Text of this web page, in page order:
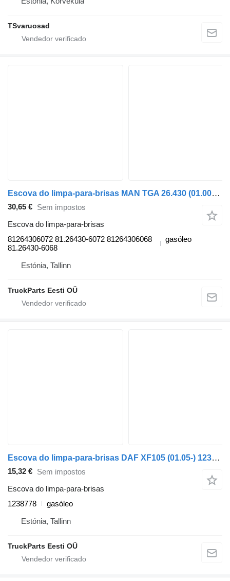
TSvaruosad
Escova do limpa-para-brisas MAN TGA 26.430 (01.00-) 81264306072 para camião tractor MAN 4-series, TGA (1993-2009)
30,65 € Sem impostos
Escova do limpa-para-brisas
81264306072 81.26430-6072 81264306068
81.26430-6068
gasóleo
Estónia, Tallinn
TruckParts Eesti OÜ
Escova do limpa-para-brisas DAF XF105 (01.05-) 1238778 para camião tractor DAF XF95, XF105 (2001-2014)
15,32 € Sem impostos
Escova do limpa-para-brisas
1238778
gasóleo
Estónia, Tallinn
TruckParts Eesti OÜ